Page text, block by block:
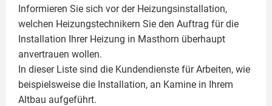
Informieren Sie sich vor der Heizungsinstallation,
welchen Heizungstechnikern Sie den Auftrag für die
Installation Ihrer Heizung in Masthorn überhaupt
anvertrauen wollen.
In dieser Liste sind die Kundendienste für Arbeiten, wie
beispielsweise die Installation, an Kamine in Ihrem
Altbau aufgeführt.